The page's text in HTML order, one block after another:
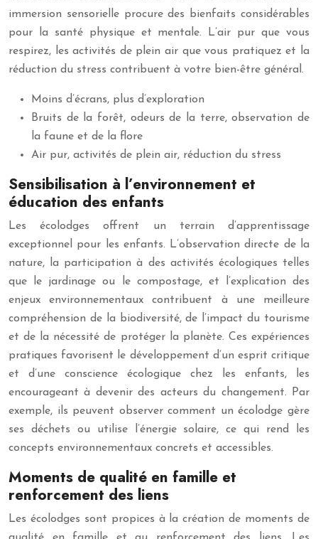
immersion sensorielle procure des bienfaits considérables
pour la santé physique et mentale. L’air pur que vous
respirez, les activités de plein air que vous pratiquez et la
réduction du stress contribuent à votre bien-être général.
Moins d’écrans, plus d’exploration
Bruits de la forêt, odeurs de la terre, observation de
la faune et de la flore
Air pur, activités de plein air, réduction du stress
Sensibilisation à l’environnement et
éducation des enfants
Les écolodges offrent un terrain d’apprentissage
exceptionnel pour les enfants. L’observation directe de la
nature, la participation à des activités écologiques telles
que le jardinage ou le compostage, et l’explication des
enjeux environnementaux contribuent à une meilleure
compréhension de la biodiversité, de l’impact du tourisme
et de la nécessité de protéger la planète. Ces expériences
pratiques favorisent le développement d’un esprit critique
et d’une conscience écologique chez les enfants, les
encourageant à devenir des acteurs du changement. Par
exemple, ils peuvent observer comment un écolodge gère
ses déchets ou utilise l’énergie solaire, ce qui rend les
concepts environnementaux concrets et accessibles.
Moments de qualité en famille et
renforcement des liens
Les écolodges sont propices à la création de moments de